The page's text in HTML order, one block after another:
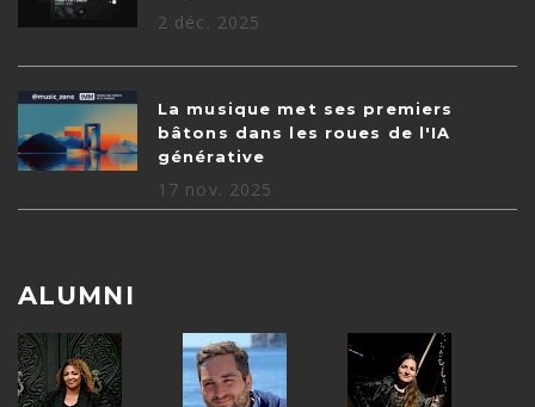
2 déc. 2025
La musique met ses premiers
bâtons dans les roues de l'IA
générative
17 nov. 2025
ALUMNI